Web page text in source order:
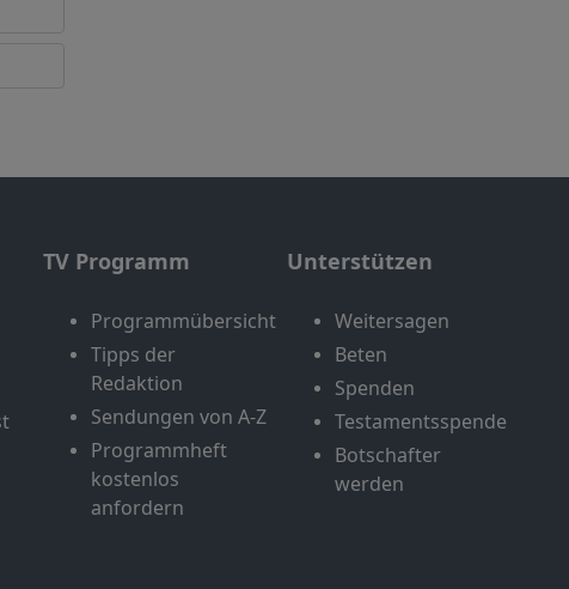
TV Programm
Programmübersicht
Tipps der
Redaktion
Sendungen von A-Z
Programmheft
kostenlos
anfordern
Unterstützen
Weitersagen
Beten
Spenden
Testamentsspende
Botschafter
werden